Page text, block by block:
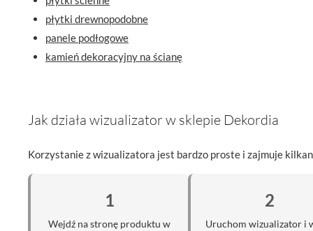
płytki drewnopodobne
panele podłogowe
kamień dekoracyjny na ścianę
Jak działa wizualizator w sklepie Dekordia
Korzystanie z wizualizatora jest bardzo proste i zajmuje
1
Wejdź na stronę produktu w
2
Uruchom wizualizator i